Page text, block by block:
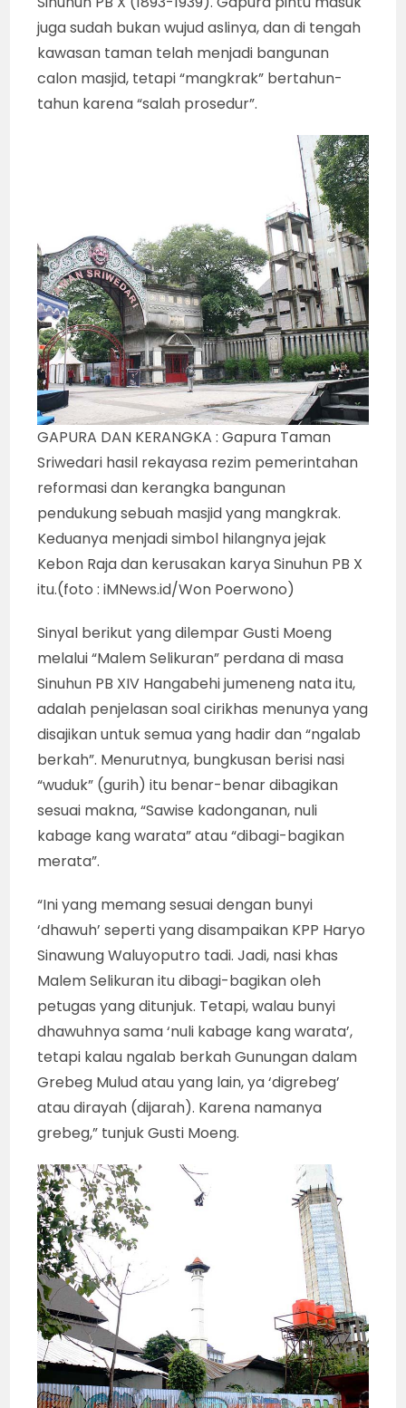
juga sudah bukan wujud aslinya, dan di tengah
kawasan taman telah menjadi bangunan
calon masjid, tetapi “mangkrak” bertahun-
tahun karena “salah prosedur”.
GAPURA DAN KERANGKA : Gapura Taman
Sriwedari hasil rekayasa rezim pemerintahan
reformasi dan kerangka bangunan
pendukung sebuah masjid yang mangkrak.
Keduanya menjadi simbol hilangnya jejak
Kebon Raja dan kerusakan karya Sinuhun PB X
itu.(foto : iMNews.id/Won Poerwono)
Sinyal berikut yang dilempar Gusti Moeng
melalui “Malem Selikuran” perdana di masa
Sinuhun PB XIV Hangabehi jumeneng nata itu,
adalah penjelasan soal cirikhas menunya yang
disajikan untuk semua yang hadir dan “ngalab
berkah”. Menurutnya, bungkusan berisi nasi
“wuduk” (gurih) itu benar-benar dibagikan
sesuai makna, “Sawise kadonganan, nuli
kabage kang warata” atau “dibagi-bagikan
merata”.
“Ini yang memang sesuai dengan bunyi
‘dhawuh’ seperti yang disampaikan KPP Haryo
Sinawung Waluyoputro tadi. Jadi, nasi khas
Malem Selikuran itu dibagi-bagikan oleh
petugas yang ditunjuk. Tetapi, walau bunyi
dhawuhnya sama ‘nuli kabage kang warata’,
tetapi kalau ngalab berkah Gunungan dalam
Grebeg Mulud atau yang lain, ya ‘digrebeg’
atau dirayah (dijarah). Karena namanya
grebeg,” tunjuk Gusti Moeng.